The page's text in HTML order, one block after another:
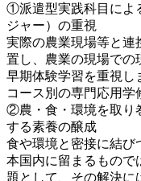
①派遣型実践科目によ
ジャー）の重視
実際の農業現場等と連
置し、農業の現場での
早期体験学習を重視し
コース別の専門応用学
②農・食・環境を取り
する素養の醸成
食や環境と密接に結び
本国内に留まるもので
題として、その解決